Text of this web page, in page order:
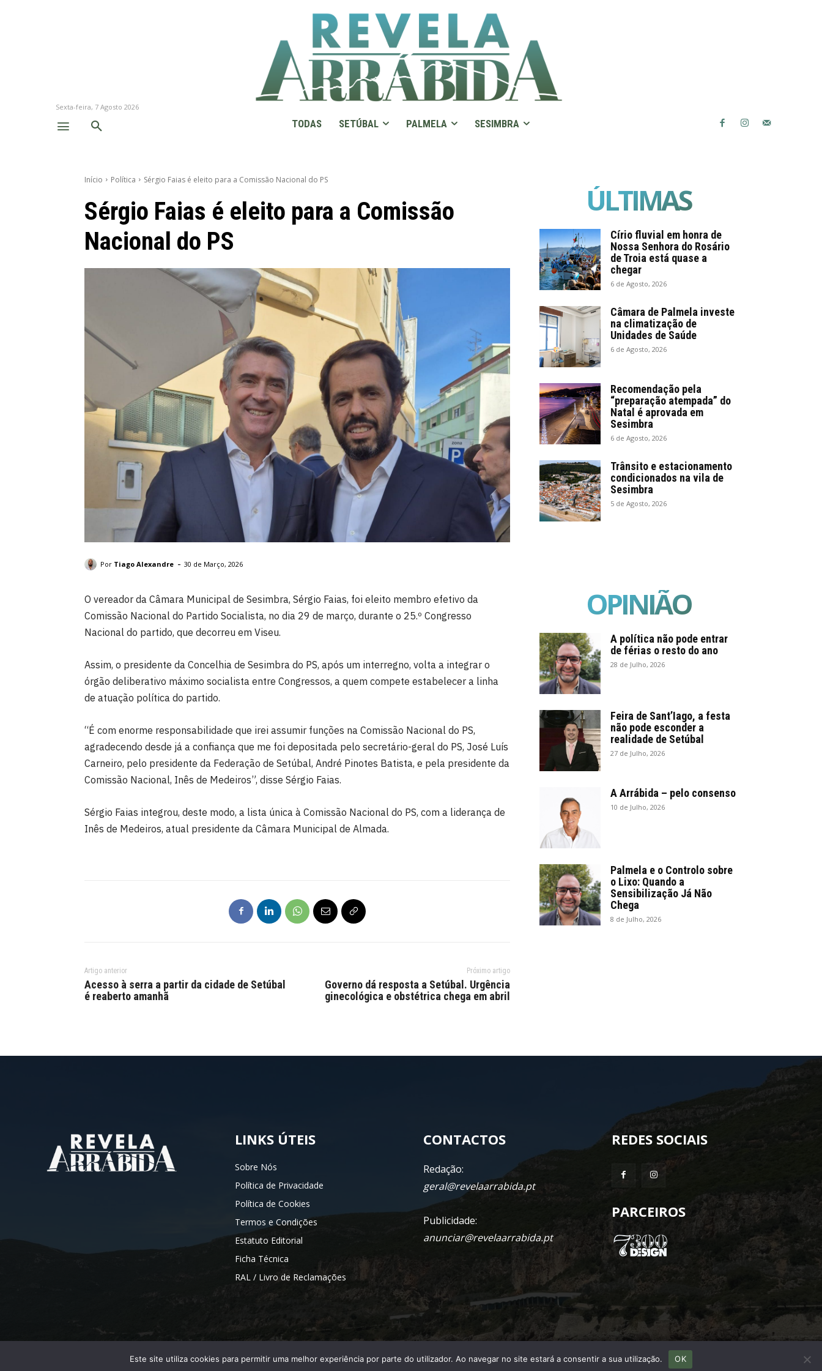
Sexta-feira, 7 Agosto 2026
TODAS SETÚBAL PALMELA SESIMBRA
Início Política Sérgio Faias é eleito para a Comissão Nacional do PS
Por Tiago Alexandre - 30 de Março, 2026
Sérgio Faias é eleito para a Comissão
Nacional do PS
ÚLTIMAS
Círio fluvial em honra de
Nossa Senhora do Rosário
de Troia está quase a
chegar
6 de Agosto, 2026
Câmara de Palmela investe
na climatização de
Unidades de Saúde
6 de Agosto, 2026
Recomendação pela
“preparação atempada” do
Natal é aprovada em
Sesimbra
6 de Agosto, 2026
Trânsito e estacionamento
condicionados na vila de
Sesimbra
5 de Agosto, 2026
O vereador da Câmara Municipal de Sesimbra, Sérgio Faias, foi eleito membro efetivo da
Comissão Nacional do Partido Socialista, no dia 29 de março, durante o 25.º Congresso
Nacional do partido, que decorreu em Viseu.
Assim, o presidente da Concelhia de Sesimbra do PS, após um interregno, volta a integrar o
órgão deliberativo máximo socialista entre Congressos, a quem compete estabelecer a linha
de atuação política do partido.
“É com enorme responsabilidade que irei assumir funções na Comissão Nacional do PS,
agradecendo desde já a confiança que me foi depositada pelo secretário-geral do PS, José Luís
Carneiro, pelo presidente da Federação de Setúbal, André Pinotes Batista, e pela presidente da
Comissão Nacional, Inês de Medeiros”, disse Sérgio Faias.
Sérgio Faias integrou, deste modo, a lista única à Comissão Nacional do PS, com a liderança de
Inês de Medeiros, atual presidente da Câmara Municipal de Almada.
Artigo anterior
Acesso à serra a partir da cidade de Setúbal
é reaberto amanhã
Próximo artigo
Governo dá resposta a Setúbal. Urgência
ginecológica e obstétrica chega em abril
OPINIÃO
A política não pode entrar
de férias o resto do ano
28 de Julho, 2026
Feira de Sant’Iago, a festa
não pode esconder a
realidade de Setúbal
27 de Julho, 2026
A Arrábida – pelo consenso
10 de Julho, 2026
Palmela e o Controlo sobre
o Lixo: Quando a
Sensibilização Já Não
Chega
8 de Julho, 2026
LINKS ÚTEIS
Sobre Nós
Política de Privacidade
Política de Cookies
Termos e Condições
Estatuto Editorial
Ficha Técnica
RAL / Livro de Reclamações
CONTACTOS
Redação:
geral@revelaarrabida.pt
Publicidade:
anunciar@revelaarrabida.pt
REDES SOCIAIS
PARCEIROS
© 2025 Revela Arrábida. Todos os direitos reservados.
Este site utiliza cookies para permitir uma melhor experiência por parte do utilizador. Ao navegar no site estará a consentir a sua utilização. OK